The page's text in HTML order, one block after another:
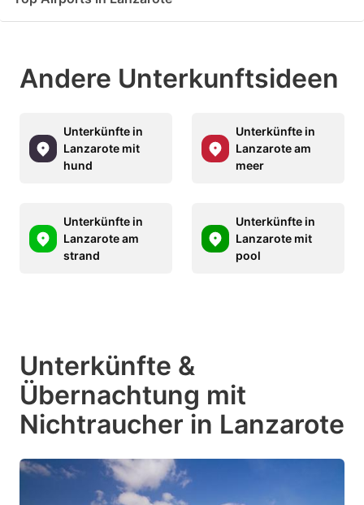
Andere Unterkunftsideen
Unterkünfte in
Lanzarote mit
hund
Unterkünfte in
Lanzarote am
meer
Unterkünfte in
Lanzarote am
strand
Unterkünfte in
Lanzarote mit
pool
Unterkünfte &
Übernachtung mit
Nichtraucher in Lanzarote